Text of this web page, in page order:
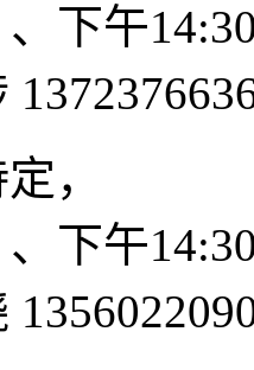
下午
，
下午